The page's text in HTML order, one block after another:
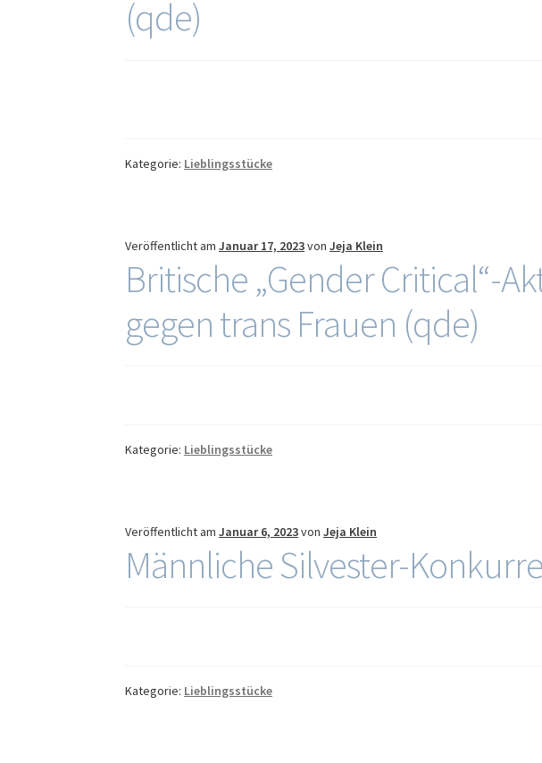
(qde)
Kategorie: Lieblingsstücke
Veröffentlicht amJanuar 17, 2023vonJeja Klein
Britische „Gender Critical“-
gegen trans Frauen (qde)
Kategorie: Lieblingsstücke
Veröffentlicht amJanuar 6, 2023vonJeja Klein
Männliche Silvester-
Kategorie: Lieblingsstücke